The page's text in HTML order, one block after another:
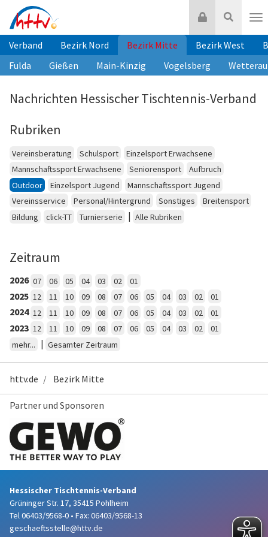
Inhalt
springen
Suche
Login
Verband Bezirk Nord Bezirk Mitte Bezirk West
Fulda
Gießen Main-Kinzig Vogelsberg Wetterau
Nachrichten Hessischer Tischtennis-Verband
Rubriken
Vereinsberatung Schulsport
Einzelsport Erwachsene
Mannschaftssport Erwachsene
Seniorensport
Aufbruch
Outdoor
Einzelsport Jugend
Mannschaftssport Jugend
Vereinsservice
Personal/Hintergrund Sonstiges
Breitensport
Bildung
click-TT Turnierserie | Alle Rubriken
Zeitraum
2026 07 06 05 04 03 02 01
2025 12 11 10 09 08 07 06 05 04 03 02 01
2024 12 11 10 09 08 07 06 05 04 03 02 01
2023 12 11 10 09 08 07 06 05 04 03 02
01
mehr...
| Gesamter Zeitraum
httv.de Bezirk Mitte
Partner und Sponsoren
Hessischer Tischtennis-Verband
Grüninger Str. 17, 35415 Pohlheim
Tel 06403/9568-0 • Fax: 06403/9568-13
geschaeftsstelle@httv.de